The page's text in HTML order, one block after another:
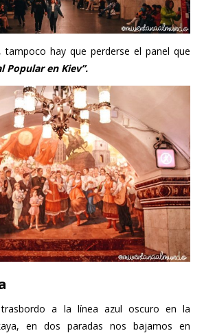
hay que perderse el panel que
Popular en Kiev”.
a la línea azul oscuro en la
en dos paradas nos bajamos en